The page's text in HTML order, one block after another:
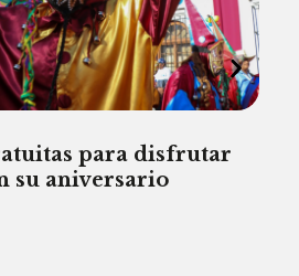
para disfrutar
su aniversario